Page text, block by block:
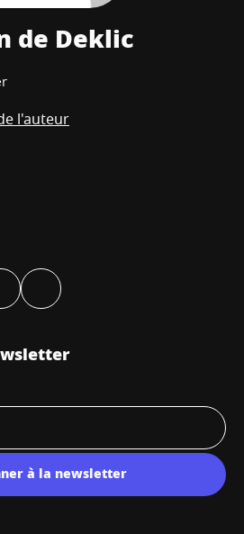
de Deklic
l'auteur
à la newsletter